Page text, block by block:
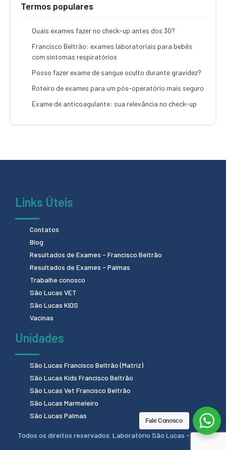
Termos populares
Quais exames fazer no check-up antes dos 30?
Francisco Beltrão: exames laboratoriais para bebês
com sintomas respiratórios
Posso fazer exame de sangue oculto durante gravidez?
Roteiro de exames para um pós-operatório mais seguro
Exame de anticoagulante: sua relevância no check-up
Links Úteis
Contatos
Blog
Resultados de Exames - Francisco Beltrão
Resultados de Exames - Palmas
Trabalhe conosco
São Lucas VET
São Lucas KIDS
Vacinas
Unidades
São Lucas Francisco Beltrão (Matriz)
São Lucas Kids Francisco Beltrão
São Lucas Vet Francisco Beltrão
São Lucas Marmeleiro
São Lucas Palmas
Todos os direitos reservados. Laboratório São Lucas - 2024.
Fale Conosco